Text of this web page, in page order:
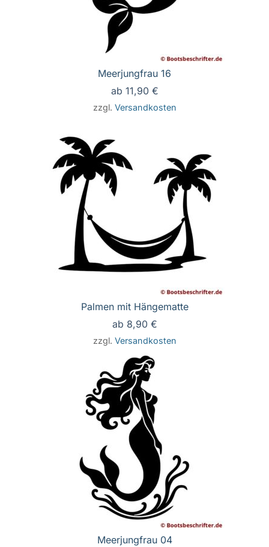
Meerjungfrau 16
ab 11,90 €
zzgl. Versandkosten
Palmen mit Hängematte
ab 8,90 €
zzgl. Versandkosten
Meerjungfrau 04